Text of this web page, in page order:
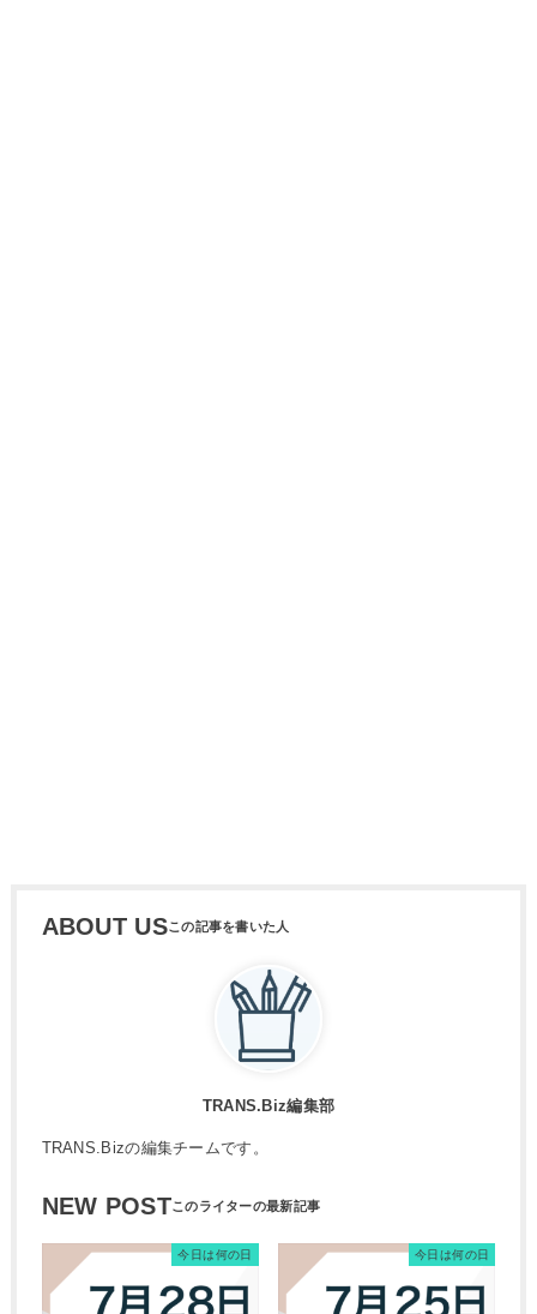
ABOUT US
TRANS.Biz編集部
TRANS.Bizの編集チームです。
NEW POST
今日は何の日 今日は何の日